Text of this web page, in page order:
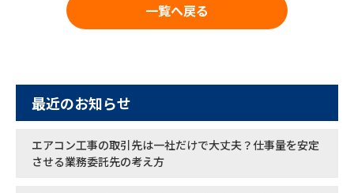
一覧へ戻る
最近のお知らせ
エアコン工事の取引先は一社だけで大丈夫？仕事量を安定
させる業務委託先の考え方